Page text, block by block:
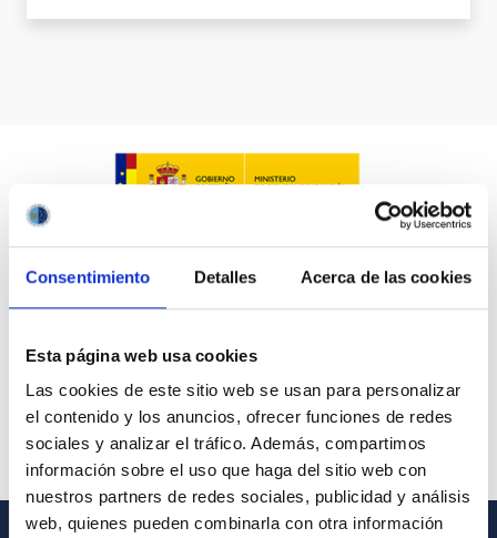
Consentimiento Detalles Acerca de las cookies
Esta página web usa cookies
Las cookies de este sitio web se usan para personalizar
el contenido y los anuncios, ofrecer funciones de redes
sociales y analizar el tráfico. Además, compartimos
información sobre el uso que haga del sitio web con
nuestros partners de redes sociales, publicidad y análisis
web, quienes pueden combinarla con otra información